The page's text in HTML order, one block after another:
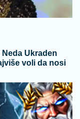
Ukraden
voli da nosi